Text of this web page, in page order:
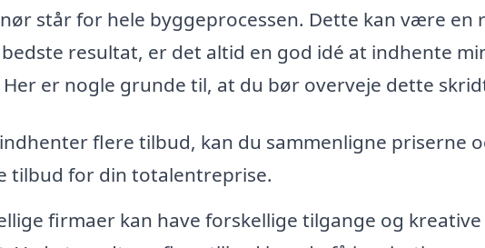
står for hele byggeprocessen. Dette kan være en
resultat, er det altid en god idé at indhente
er nogle grunde til, at du bør overveje dette
flere tilbud, kan du sammenligne priserne
tilbud for din totalentreprise.
firmaer kan have forskellige tilgange og kreative